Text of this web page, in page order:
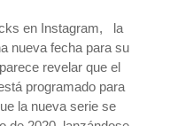
en Instagram, la
nueva fecha para su
revelar que el
programado para
la nueva serie se